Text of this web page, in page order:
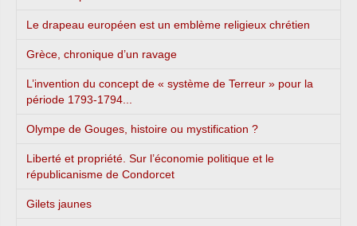
Le drapeau européen est un emblème religieux chrétien
Grèce, chronique d’un ravage
L’invention du concept de « système de Terreur » pour la
période 1793-1794...
Olympe de Gouges, histoire ou mystification ?
Liberté et propriété. Sur l’économie politique et le
républicanisme de Condorcet
Gilets jaunes